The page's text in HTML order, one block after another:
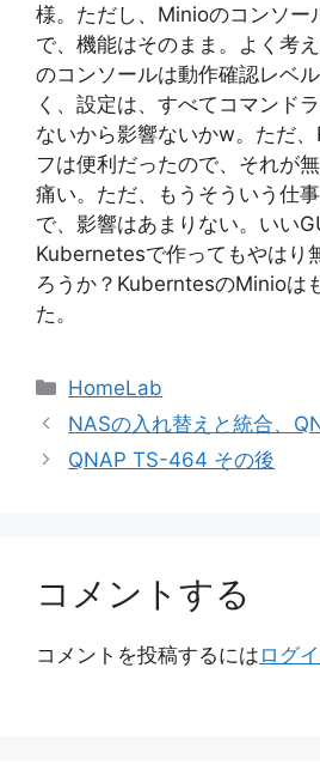
様。ただし、Minioのコンソー
で、機能はそのまま。よく考
のコンソールは動作確認レベ
く、設定は、すべてコマンド
ないから影響ないかw。ただ
フは便利だったので、それが
痛い。ただ、もうそういう仕
で、影響はあまりない。いい
Kubernetesで作ってもやはり
ろうか？KuberntesのMinioは
た。
カ
テ
リ
HomeLab
NASの入れ替えと統合、
QNAP TS-464 その後
コメントする
コメントを投稿するには ログ